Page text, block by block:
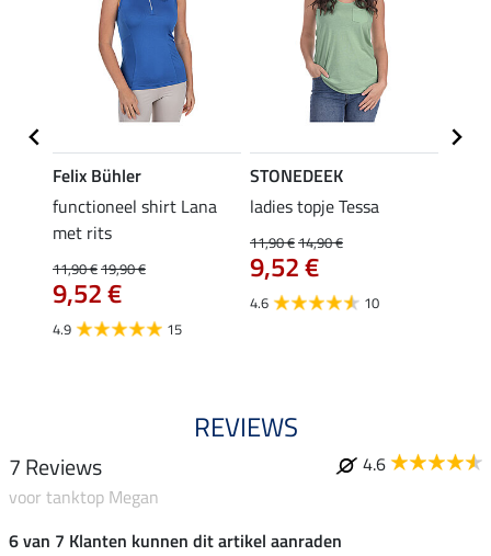
Felix Bühler
functioneel shirt Lana
met rits
11,90 €19,90 €
9,52 €
4.9 15
STONEDEEK
ladies topje Tessa
11,90 €14,90 €
9,52 €
4.6 10
REVIEWS
7 Reviews
4.6
voor tanktop Megan
6 van 7 Klanten kunnen dit artikel aanraden